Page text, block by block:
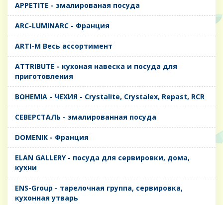
APPETITE - эмалированая посуда
ARC-LUMINARC - Франция
ARTI-M Весь ассортимент
ATTRIBUTE - кухоная навеска и посуда для
приготовления
BOHEMIA - ЧЕХИЯ - Crystalite, Crystalex, Repast, RCR
CЕВЕРСТАЛЬ - эмалированная посуда
DOMENIK - Франция
ELAN GALLERY - посуда для сервировки, дома,
кухни
ENS-Group - тарелочная группа, сервировка,
кухонная утварь